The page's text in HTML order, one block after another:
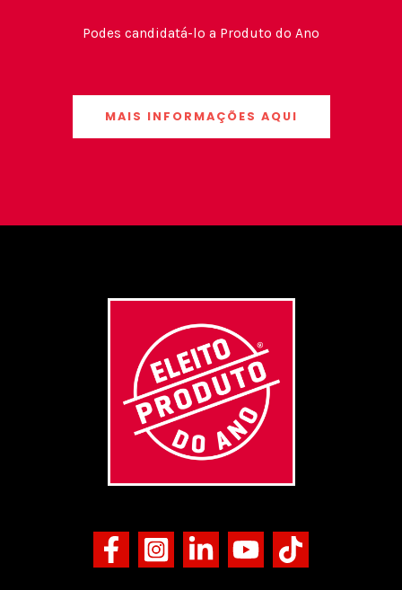
Podes candidatá-lo a Produto do Ano
MAIS INFORMAÇÕES AQUI